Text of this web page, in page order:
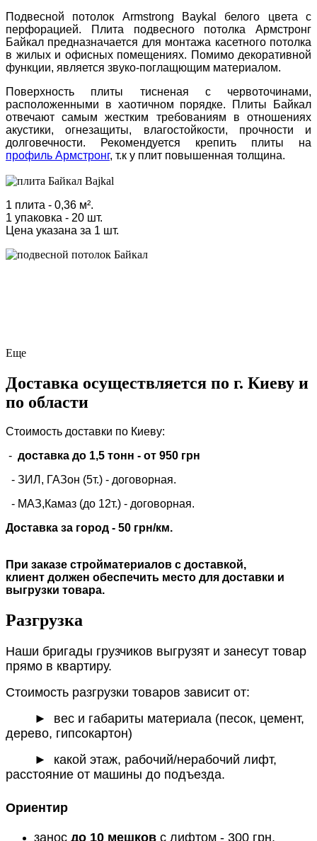
Подвесной потолок Armstrong Baykal белого цвета с
перфорацией. Плита подвесного потолка Армстронг
Байкал предназначается для монтажа касетного потолка
в жилых и офисных помещениях. Помимо декоративной
функции, является звуко-поглащющим материалом.
Поверхность плиты тисненая с червоточинами,
расположенными в хаотичном порядке. Плиты Байкал
отвечают самым жестким требованиям в отношениях
акустики, огнезащиты, влагостойкости, прочности и
долговечности. Рекомендуется крепить плиты на
профиль Армстронг, т.к у плит повышенная толщина.
1 плита - 0,36 м².
1 упаковка - 20 шт.
Цена указана за 1 шт.
Еще
Доставка осуществляется по г. Киеву и
по области
Стоимость доставки по Киеву:
- доставка до 1,5 тонн - от 950 грн
- ЗИЛ, ГАЗон (5т.) - договорная.
- МАЗ,Камаз (до 12т.) - договорная.
Доставка за город - 50 грн/км.
При заказе стройматериалов с доставкой,
клиент должен обеспечить место для доставки и
выгрузки товара.
Разгрузка
Наши бригады грузчиков выгрузят и занесут товар
прямо в квартиру.
Стоимость разгрузки товаров зависит от:
►
вес и габариты материала (песок, цемент,
дерево, гипсокартон)
► какой этаж, рабочий/нерабочий лифт,
расстояние от машины до подъезда.
Ориентир
занос до 10 мешков с лифтом - 300 грн.